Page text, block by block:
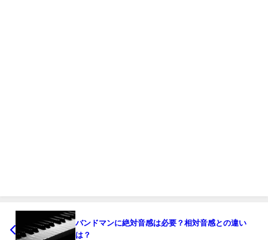
バンドマンに絶対音感は必要？相対音感との違い
は？